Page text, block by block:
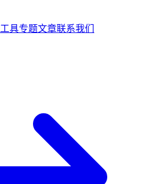
工具专题文章联系我们